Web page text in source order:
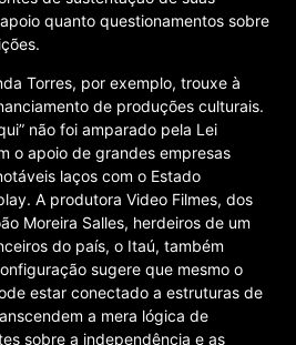
quanto questionamentos sobre
Torres, por exemplo, trouxe à
de produções culturais.
não foi amparado pela Lei
o apoio de grandes empresas
laços com o Estado
A produtora Video Filmes, dos
Moreira Salles, herdeiros de um
do país, o Itaú, também
sugere que mesmo o
estar conectado a estruturas de
a mera lógica de
sobre a independência e as